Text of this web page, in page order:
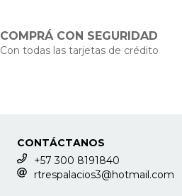
COMPRÁ CON SEGURIDAD
Con todas las tarjetas de crédito
CONTÁCTANOS
+57 300 8191840
rtrespalacios3@hotmail.com